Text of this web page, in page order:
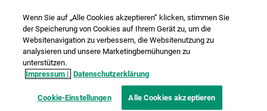
Wenn Sie auf „Alle Cookies akzeptieren“ klicken, stimmen Sie
der Speicherung von Cookies auf Ihrem Gerät zu, um die
Websitenavigation zu verbessern, die Websitenutzung zu
analysieren und unsere Marketingbemühungen zu
unterstützen.
Impressum | Datenschutzerklärung
Cookie-Einstellungen Alle Cookies akzeptieren